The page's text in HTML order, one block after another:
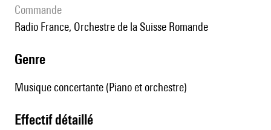
Commande
Radio France, Orchestre de la Suisse Romande
genre
Musique concertante (Piano et orchestre)
effectif détaillé